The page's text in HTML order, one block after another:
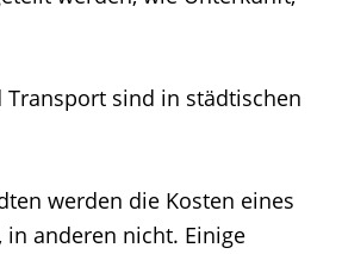
sind in städtischen
werden die Kosten eines
in anderen nicht. Einige